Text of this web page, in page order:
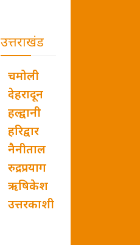
उत्तराखंड
चमोली
देहरादून
हल्द्वानी
हरिद्वार
नैनीताल
रुद्रप्रयाग
ऋषिकेश
उत्तरकाशी